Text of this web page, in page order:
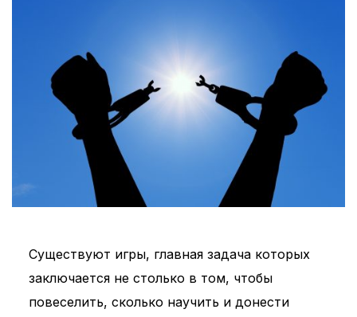
Существуют игры, главная задача которых
заключается не столько в том, чтобы
повеселить, сколько научить и донести